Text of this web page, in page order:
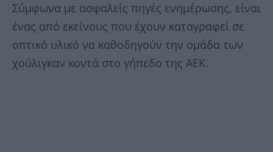
Σύμφωνα με ασφαλείς πηγές ενημέρωσης, είναι
ένας από εκείνους που έχουν καταγραφεί σε
οπτικό υλικό να καθοδηγούν την ομάδα των
χούλιγκαν κοντά στο γήπεδο της ΑΕΚ.